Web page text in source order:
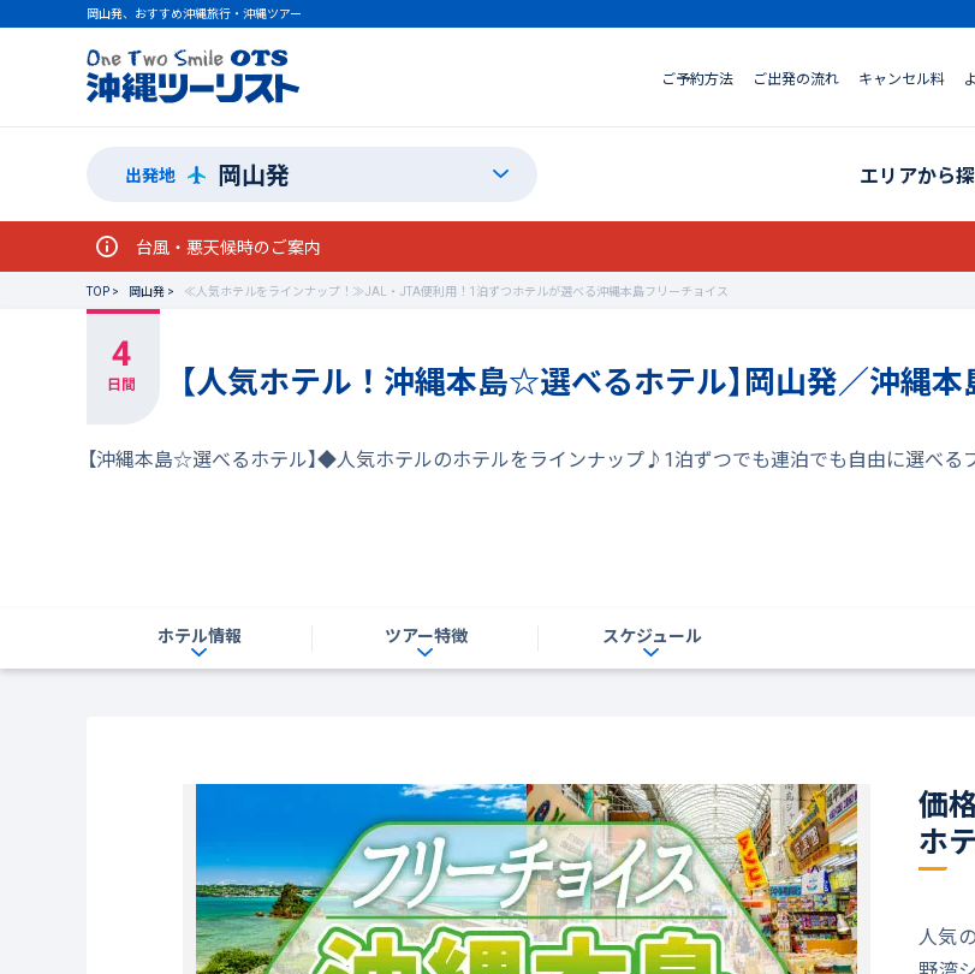
岡山発、おすすめ沖縄旅行・沖縄ツアー
ご予約方法 ご出発の流れ キャンセル料
出発地 岡山発 エリアから
台風・悪天候時のご案内
TOP 岡山発
≪人気ホテルをラインナップ！≫JAL・JTA便利用！1泊ずつホテルが選べる沖縄本島フリーチョイス
【人気ホテル！沖縄本島☆選べるホテル】岡山発／沖縄
【沖縄本島☆選べるホテル】◆人気ホテルのホテルをラインナップ♪1泊ずつでも連泊でも自由に選べる
ホテル情報 ツアー特徴 スケジュール
価
ホ
人気